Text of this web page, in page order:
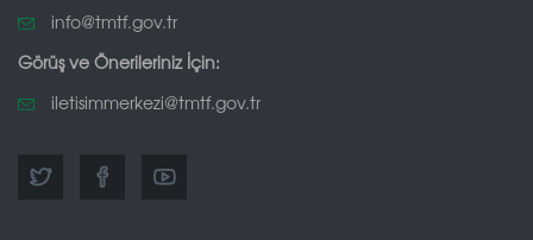
info@tmtf.gov.tr
Görüş ve Önerileriniz İçin:
iletisimmerkezi@tmtf.gov.tr